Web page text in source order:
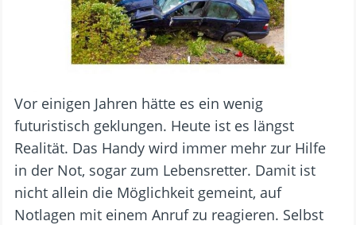
Vor einigen Jahren hätte es ein wenig
futuristisch geklungen. Heute ist es längst
Realität. Das Handy wird immer mehr zur Hilfe
in der Not, sogar zum Lebensretter. Damit ist
nicht allein die Möglichkeit gemeint, auf
Notlagen mit einem Anruf zu reagieren. Selbst